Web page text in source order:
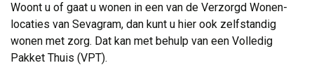
Woont u of gaat u wonen in een van de Verzorgd Wonen-
locaties van Sevagram, dan kunt u hier ook zelfstandig
wonen met zorg. Dat kan met behulp van een Volledig
Pakket Thuis (VPT).